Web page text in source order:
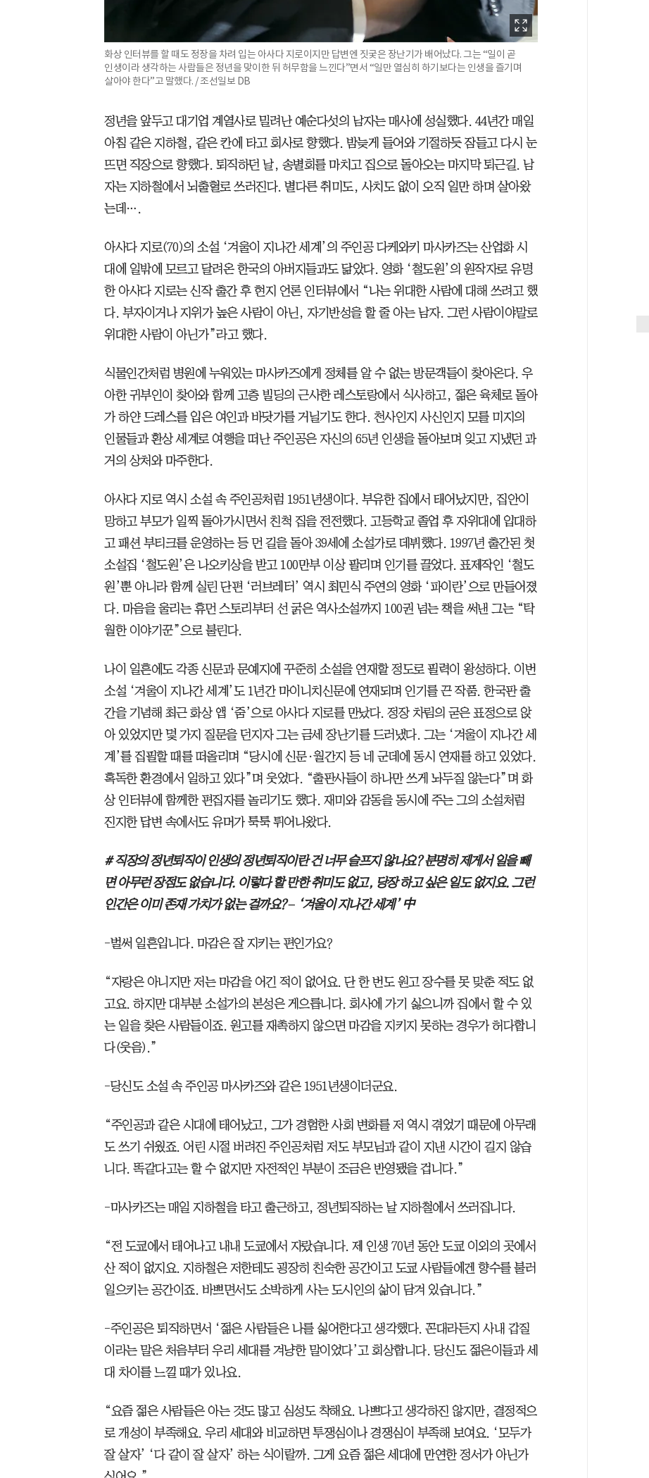
화상 인터뷰를 할 때도 정장을 차려 입는 아사다 지로이지만 답변엔 짓궂은 장난기가 배어났다. 그는 “일이 곧
인생이라 생각하는 사람들은 정년을 맞이한 뒤 허무함을 느낀다”면서 “일만 열심히 하기보다는 인생을 즐기며
살아야 한다”고 말했다. / 조선일보 DB
정년을 앞두고 대기업 계열사로 밀려난 예순다섯의 남자는 매사에 성실했다. 44년간 매일
아침 같은 지하철, 같은 칸에 타고 회사로 향했다. 밤늦게 들어와 기절하듯 잠들고 다시 눈
뜨면 직장으로 향했다. 퇴직하던 날, 송별회를 마치고 집으로 돌아오는 마지막 퇴근길. 남
자는 지하철에서 뇌출혈로 쓰러진다. 별다른 취미도, 사치도 없이 오직 일만 하며 살아왔
는데….
아사다 지로(70)의 소설 ‘겨울이 지나간 세계’의 주인공 다케와키 마사카즈는 산업화 시
대에 일밖에 모르고 달려온 한국의 아버지들과도 닮았다. 영화 ‘철도원’의 원작자로 유명
한 아사다 지로는 신작 출간 후 현지 언론 인터뷰에서 “나는 위대한 사람에 대해 쓰려고 했
다. 부자이거나 지위가 높은 사람이 아닌, 자기반성을 할 줄 아는 남자. 그런 사람이야말로
위대한 사람이 아닌가”라고 했다.
식물인간처럼 병원에 누워있는 마사카즈에게 정체를 알 수 없는 방문객들이 찾아온다. 우
아한 귀부인이 찾아와 함께 고층 빌딩의 근사한 레스토랑에서 식사하고, 젊은 육체로 돌아
가 하얀 드레스를 입은 여인과 바닷가를 거닐기도 한다. 천사인지 사신인지 모를 미지의
인물들과 환상 세계로 여행을 떠난 주인공은 자신의 65년 인생을 돌아보며 잊고 지냈던 과
거의 상처와 마주한다.
아사다 지로 역시 소설 속 주인공처럼 1951년생이다. 부유한 집에서 태어났지만, 집안이
망하고 부모가 일찍 돌아가시면서 친척 집을 전전했다. 고등학교 졸업 후 자위대에 입대하
고 패션 부티크를 운영하는 등 먼 길을 돌아 39세에 소설가로 데뷔했다. 1997년 출간된 첫
소설집 ‘철도원’은 나오키상을 받고 100만부 이상 팔리며 인기를 끌었다. 표제작인 ‘철도
원’뿐 아니라 함께 실린 단편 ‘러브레터’ 역시 최민식 주연의 영화 ‘파이란’으로 만들어졌
다. 마음을 울리는 휴먼 스토리부터 선 굵은 역사소설까지 100권 넘는 책을 써낸 그는 “탁
월한 이야기꾼”으로 불린다.
나이 일흔에도 각종 신문과 문예지에 꾸준히 소설을 연재할 정도로 필력이 왕성하다. 이번
소설 ‘겨울이 지나간 세계’도 1년간 마이니치신문에 연재되며 인기를 끈 작품. 한국판 출
간을 기념해 최근 화상 앱 ‘줌’으로 아사다 지로를 만났다. 정장 차림의 굳은 표정으로 앉
아 있었지만 몇 가지 질문을 던지자 그는 금세 장난기를 드러냈다. 그는 ‘겨울이 지나간 세
계’를 집필할 때를 떠올리며 “당시에 신문·월간지 등 네 군데에 동시 연재를 하고 있었다.
혹독한 환경에서 일하고 있다”며 웃었다. “출판사들이 하나만 쓰게 놔두질 않는다”며 화
상 인터뷰에 함께한 편집자를 놀리기도 했다. 재미와 감동을 동시에 주는 그의 소설처럼
진지한 답변 속에서도 유머가 툭툭 튀어나왔다.
# 직장의 정년퇴직이 인생의 정년퇴직이란 건 너무 슬프지 않나요? 분명히 제게서 일을 빼
면 아무런 장점도 없습니다. 이렇다 할 만한 취미도 없고, 당장 하고 싶은 일도 없지요. 그런
인간은 이미 존재 가치가 없는 걸까요? – ‘겨울이 지나간 세계’ 中
-벌써 일흔입니다. 마감은 잘 지키는 편인가요?
“자랑은 아니지만 저는 마감을 어긴 적이 없어요. 단 한 번도 원고 장수를 못 맞춘 적도 없
고요. 하지만 대부분 소설가의 본성은 게으릅니다. 회사에 가기 싫으니까 집에서 할 수 있
는 일을 찾은 사람들이죠. 원고를 재촉하지 않으면 마감을 지키지 못하는 경우가 허다합니
다(웃음).”
-당신도 소설 속 주인공 마사카즈와 같은 1951년생이더군요.
“주인공과 같은 시대에 태어났고, 그가 경험한 사회 변화를 저 역시 겪었기 때문에 아무래
도 쓰기 쉬웠죠. 어린 시절 버려진 주인공처럼 저도 부모님과 같이 지낸 시간이 길지 않습
니다. 똑같다고는 할 수 없지만 자전적인 부분이 조금은 반영됐을 겁니다.”
-마사카즈는 매일 지하철을 타고 출근하고, 정년퇴직하는 날 지하철에서 쓰러집니다.
“전 도쿄에서 태어나고 내내 도쿄에서 자랐습니다. 제 인생 70년 동안 도쿄 이외의 곳에서
산 적이 없지요. 지하철은 저한테도 굉장히 친숙한 공간이고 도쿄 사람들에겐 향수를 불러
일으키는 공간이죠. 바쁘면서도 소박하게 사는 도시인의 삶이 담겨 있습니다.”
-주인공은 퇴직하면서 ‘젊은 사람들은 나를 싫어한다고 생각했다. 꼰대라든지 사내 갑질
이라는 말은 처음부터 우리 세대를 겨냥한 말이었다’고 회상합니다. 당신도 젊은이들과 세
대 차이를 느낄 때가 있나요.
“요즘 젊은 사람들은 아는 것도 많고 심성도 착해요. 나쁘다고 생각하진 않지만, 결정적으
로 개성이 부족해요. 우리 세대와 비교하면 투쟁심이나 경쟁심이 부족해 보여요. ‘모두가
잘 살자’ ‘다 같이 잘 살자’ 하는 식이랄까. 그게 요즘 젊은 세대에 만연한 정서가 아닌가